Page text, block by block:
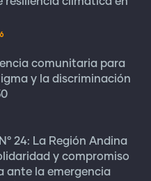
comunitaria para
y la discriminación
24: La Región Andina
y compromiso
ante la emergencia